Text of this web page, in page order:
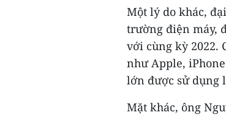
Một lý do khác,
trường điện máy,
với cùng kỳ 2022.
như Apple,
lớn được sử dụng
Mặt khác, ông